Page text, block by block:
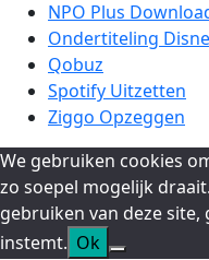
NPO Plus
Ondertiteling
Qobuz
Spotify Uitzetten
Ziggo Opzeggen
We gebruiken cookies
zo soepel mogelijk
gebruiken van deze
instemt. Ok